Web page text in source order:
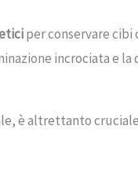
per conservare cibi
incrociata e
è altrettanto